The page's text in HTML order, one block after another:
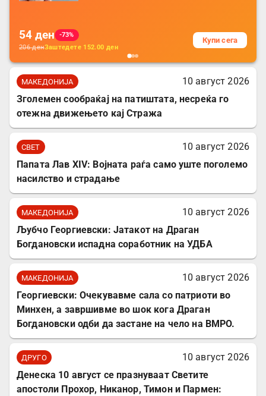
54 ден
-73%
206денЗаштедете 152.00 ден
Купи сега
МАКЕДОНИЈА
10 август 2026
Зголемен сообраќај на патиштата, несреќа го
отежна движењето кај Стража
СВЕТ
10 август 2026
Папата Лав XIV: Војната раѓа само уште поголемо
насилство и страдање
МАКЕДОНИЈА
10 август 2026
Љубчо Георгиевски: Јатакот на Драган
Богдановски испадна соработник на УДБА
МАКЕДОНИЈА
10 август 2026
Георгиевски: Очекувавме сала со патриоти во
Минхен, а завршивме во шок кога Драган
Богдановски одби да застане на чело на ВМРО.
ДРУГО
10 август 2026
Денеска 10 август се празнуваат Светите
апостоли Прохор, Никанор, Тимон и Пармен: